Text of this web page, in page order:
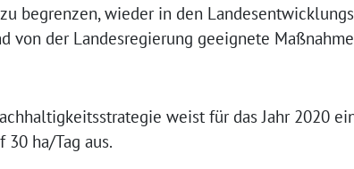
begrenzen, wieder in den
von der Landesregierung geeignete
weist für das Jahr 2020
30 ha/Tag aus.